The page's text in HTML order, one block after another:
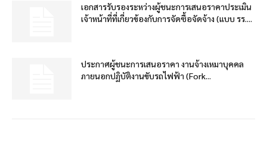
เอกสารรับรองระหว่างผู้ชนะการเสนอราคาประเมิน
เจ้าหน้าที่ที่เกี่ยวข้องกับการจัดซื้อจัดจ้าง (แบบ รร....
ประกาศผู้ชนะการเสนอราคา งานจ้างเหมาบุคคล
ภายนอกปฏิบัติงานขับรถไฟฟ้า (Fork...